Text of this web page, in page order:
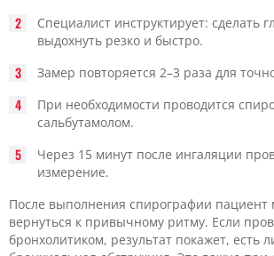
Специалист инструктирует: сделать
выдохнуть резко и быстро.
Замер повторяется 2–3 раза для
При необходимости проводится
сальбутамолом.
Через 15 минут после ингаляции
измерение.
После выполнения спирографии пациент
вернуться к привычному ритму. Если
бронхолитиком, результат покажет, есть